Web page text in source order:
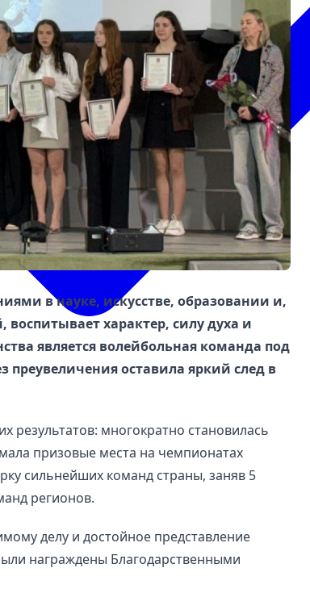
в науке, искусстве, образовании и,
характер, силу духа и
является волейбольная команда под
оставила яркий след в
результатов: многократно становилась
призовые места на чемпионатах
сильнейших команд страны, заняв 5
регионов.
делу и достойное представление
награждены Благодарственными